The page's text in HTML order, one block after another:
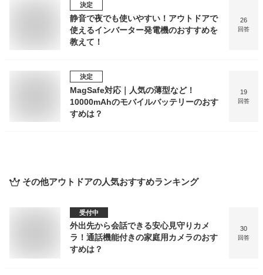
決定
静音で夜でも使いやすい！アウトドアで
使えるインバーター発電機のおすすめを
教えて！
26
回答
決定
MagSafe対応｜人気の薄型など！
10000mAhのモバイルバッテリーのおす
すめは？
19
回答
その他アウトドアの人気おすすめランキング
受付中
外出先から会話できる安心見守りカメ
ラ！通話機能付きの家庭用カメラのおす
すめは？
30
回答